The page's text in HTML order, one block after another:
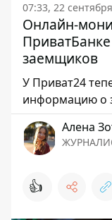
07:33, 22
Онлайн-
заемщиков
У Приват24
информацию о
Алена
👍